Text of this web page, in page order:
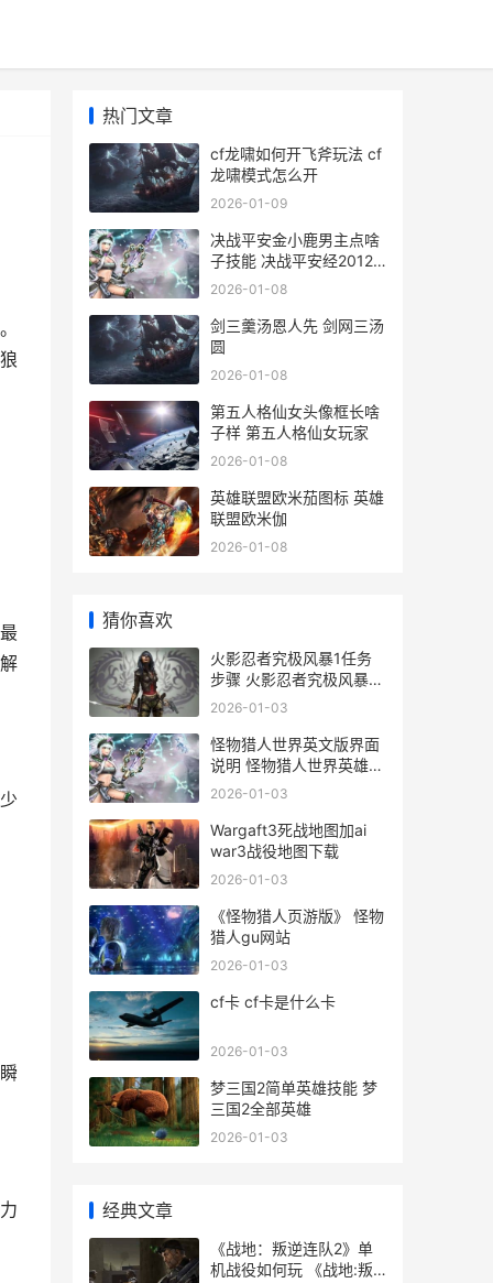
热门文章
cf龙啸如何开飞斧玩法 cf
龙啸模式怎么开
2026-01-09
决战平安金小鹿男主点啥
子技能 决战平安经20121
年选择的皮肤是什么
2026-01-08
剑三羹汤恩人先 剑网三汤
圆
2026-01-08
第五人格仙女头像框长啥
子样 第五人格仙女玩家
2026-01-08
英雄联盟欧米茄图标 英雄
联盟欧米伽
2026-01-08
猜你喜欢
火影忍者究极风暴1任务
步骤 火影忍者究极风暴4
手机版下载
2026-01-03
怪物猎人世界英文版界面
说明 怪物猎人世界英雄之
证怎么获得
2026-01-03
Wargaft3死战地图加ai
war3战役地图下载
2026-01-03
《怪物猎人页游版》 怪物
猎人gu网站
2026-01-03
cf卡 cf卡是什么卡
2026-01-03
梦三国2简单英雄技能 梦
三国2全部英雄
2026-01-03
经典文章
《战地：叛逆连队2》单
机战役如何玩 《战地:叛